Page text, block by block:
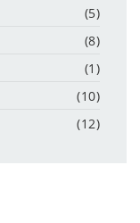
(5)
(8)
(1)
(10)
(12)